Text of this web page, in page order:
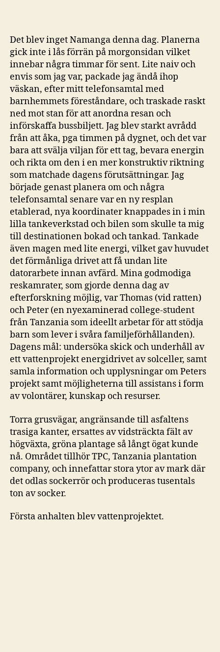
Det blev inget Namanga denna dag. Planerna
gick inte i lås förrän på morgonsidan vilket
innebar några timmar för sent. Lite naiv och
envis som jag var, packade jag ändå ihop
väskan, efter mitt telefonsamtal med
barnhemmets föreståndare, och traskade raskt
ned mot stan för att anordna resan och
införskaffa bussbiljett. Jag blev starkt avrådd
från att åka, pga timmen på dygnet, och det var
bara att svälja viljan för ett tag, bevara energin
och rikta om den i en mer konstruktiv riktning
som matchade dagens förutsättningar. Jag
började genast planera om och några
telefonsamtal senare var en ny resplan
etablerad, nya koordinater knappades in i min
lilla tankeverkstad och bilen som skulle ta mig
till destinationen bokad och tankad. Tankade
även magen med lite energi, vilket gav huvudet
det förmånliga drivet att få undan lite
datorarbete innan avfärd. Mina godmodiga
reskamrater, som gjorde denna dag av
efterforskning möjlig, var Thomas (vid ratten)
och Peter (en nyexaminerad college-student
från Tanzania som ideellt arbetar för att stödja
barn som lever i svåra familjeförhållanden).
Dagens mål: undersöka skick och underhåll av
ett vattenprojekt energidrivet av solceller, samt
samla information och upplysningar om Peters
projekt samt möjligheterna till assistans i form
av volontärer, kunskap och resurser.
Torra grusvägar, angränsande till asfaltens
trasiga kanter, ersattes av vidsträckta fält av
högväxta, gröna plantage så långt ögat kunde
nå. Området tillhör TPC, Tanzania plantation
company, och innefattar stora ytor av mark där
det odlas sockerrör och produceras tusentals
ton av socker.
Första anhalten blev vattenprojektet.